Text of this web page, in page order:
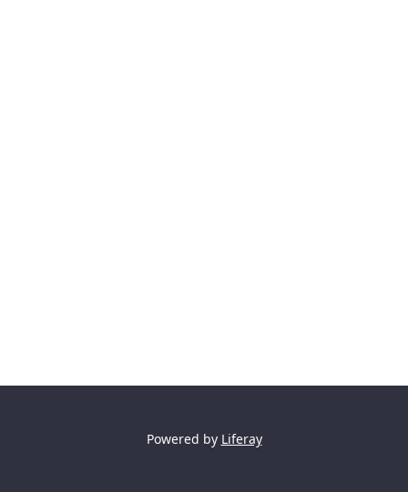
Powered by Liferay